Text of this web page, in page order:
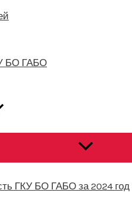
БО ГАБО
ГКУ БО ГАБО за 2024 год